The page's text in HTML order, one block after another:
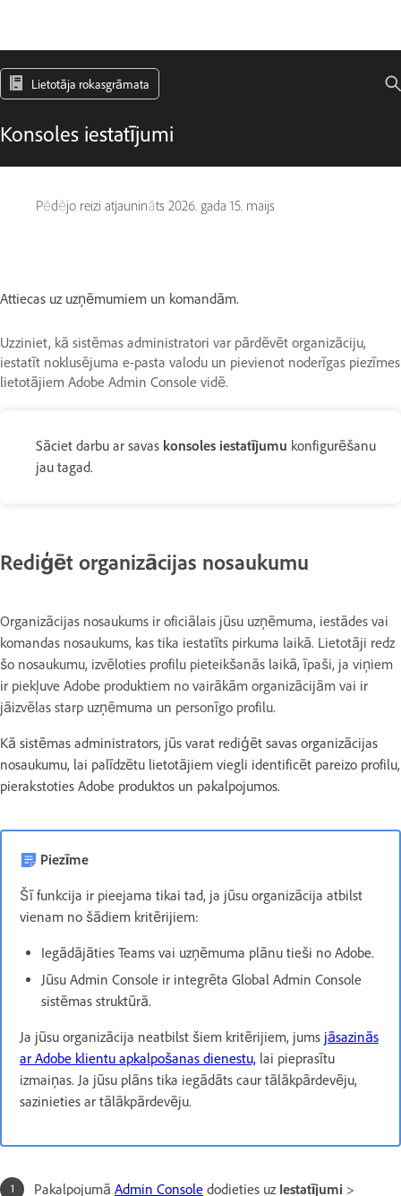
Lietotāja rokasgrāmata
Konsoles iestatījumi
Pēdējo reizi atjaunināts 2026. gada 15. maijs
Attiecas uz uzņēmumiem un komandām.
Uzziniet, kā sistēmas administratori var pārdēvēt organizāciju,
iestatīt noklusējuma e-pasta valodu un pievienot noderīgas piezīmes
lietotājiem Adobe Admin Console vidē.
Sāciet darbu ar savas konsoles iestatījumu konfigurēšanu
jau tagad.
Rediģēt organizācijas nosaukumu
Organizācijas nosaukums ir oficiālais jūsu uzņēmuma, iestādes vai
komandas nosaukums, kas tika iestatīts pirkuma laikā. Lietotāji redz
šo nosaukumu, izvēloties profilu pieteikšanās laikā, īpaši, ja viņiem
ir piekļuve Adobe produktiem no vairākām organizācijām vai ir
jāizvēlas starp uzņēmuma un personīgo profilu.
Kā sistēmas administrators, jūs varat rediģēt savas organizācijas
nosaukumu, lai palīdzētu lietotājiem viegli identificēt pareizo profilu,
pierakstoties Adobe produktos un pakalpojumos.
Piezīme
Šī funkcija ir pieejama tikai tad, ja jūsu organizācija atbilst
vienam no šādiem kritērijiem:
Iegādājāties Teams vai uzņēmuma plānu tieši no Adobe.
Jūsu Admin Console ir integrēta Global Admin Console
sistēmas struktūrā.
Ja jūsu organizācija neatbilst šiem kritērijiem, jums jāsazinās
ar Adobe klientu apkalpošanas dienestu, lai pieprasītu
izmaiņas. Ja jūsu plāns tika iegādāts caur tālākpārdevēju,
sazinieties ar tālākpārdevēju.
Pakalpojumā Admin Console dodieties uz Iestatījumi >